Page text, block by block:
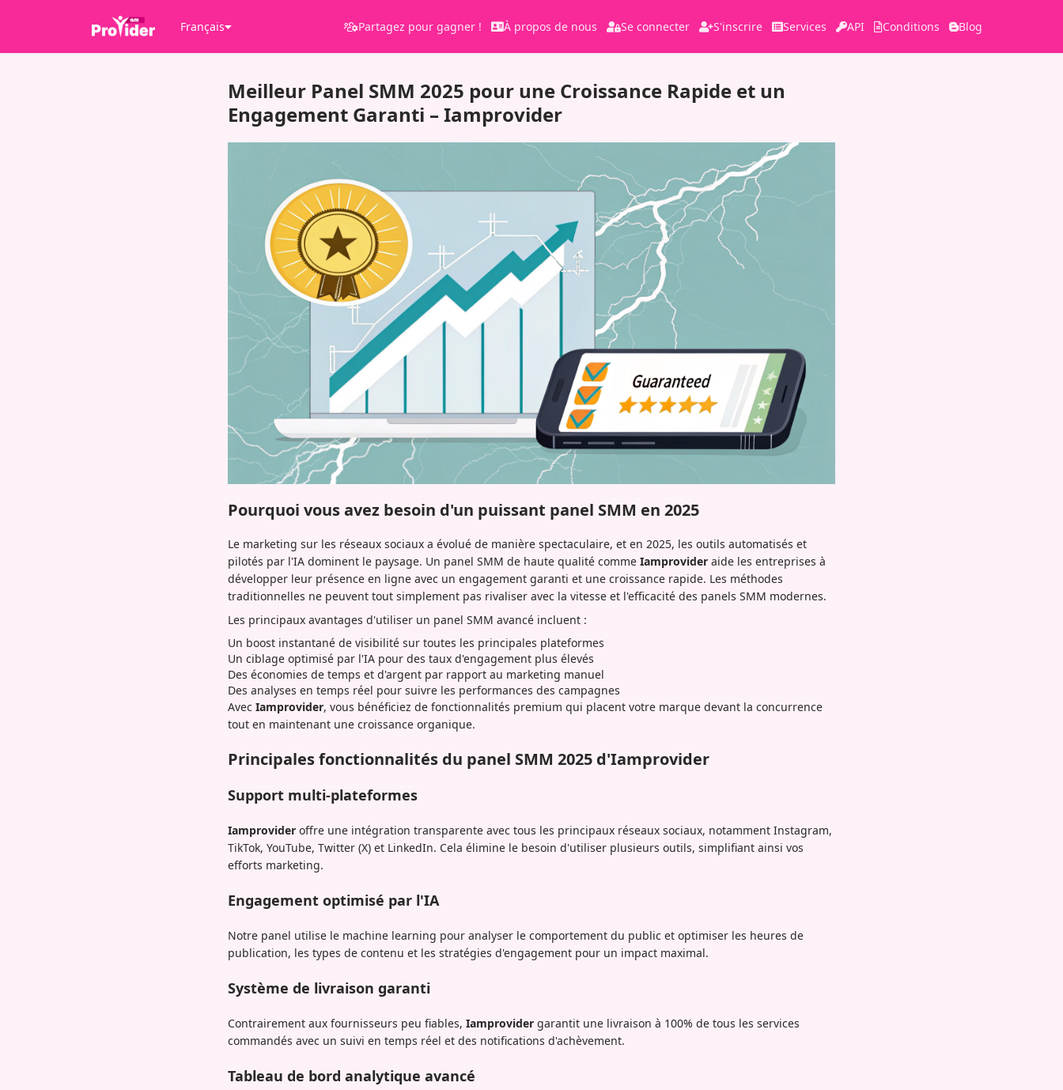
Français Partagez pour gagner ! À propos de nous Se connecter S'inscrire Services API Conditions Blog
Meilleur Panel SMM 2025 pour une Croissance Rapide et un
Engagement Garanti – Iamprovider
Pourquoi vous avez besoin d'un puissant panel SMM en 2025
Le marketing sur les réseaux sociaux a évolué de manière spectaculaire, et en 2025, les outils automatisés et
pilotés par l'IA dominent le paysage. Un panel SMM de haute qualité comme Iamprovider aide les entreprises à
développer leur présence en ligne avec un engagement garanti et une croissance rapide. Les méthodes
traditionnelles ne peuvent tout simplement pas rivaliser avec la vitesse et l'efficacité des panels SMM modernes.
Les principaux avantages d'utiliser un panel SMM avancé incluent :
Un boost instantané de visibilité sur toutes les principales plateformes
Un ciblage optimisé par l'IA pour des taux d'engagement plus élevés
Des économies de temps et d'argent par rapport au marketing manuel
Des analyses en temps réel pour suivre les performances des campagnes
Avec Iamprovider, vous bénéficiez de fonctionnalités premium qui placent votre marque devant la concurrence
tout en maintenant une croissance organique.
Principales fonctionnalités du panel SMM 2025 d'Iamprovider
Support multi-plateformes
Iamprovider offre une intégration transparente avec tous les principaux réseaux sociaux, notamment Instagram,
TikTok, YouTube, Twitter (X) et LinkedIn. Cela élimine le besoin d'utiliser plusieurs outils, simplifiant ainsi vos
efforts marketing.
Engagement optimisé par l'IA
Notre panel utilise le machine learning pour analyser le comportement du public et optimiser les heures de
publication, les types de contenu et les stratégies d'engagement pour un impact maximal.
Système de livraison garanti
Contrairement aux fournisseurs peu fiables, Iamprovider garantit une livraison à 100% de tous les services
commandés avec un suivi en temps réel et des notifications d'achèvement.
Tableau de bord analytique avancé